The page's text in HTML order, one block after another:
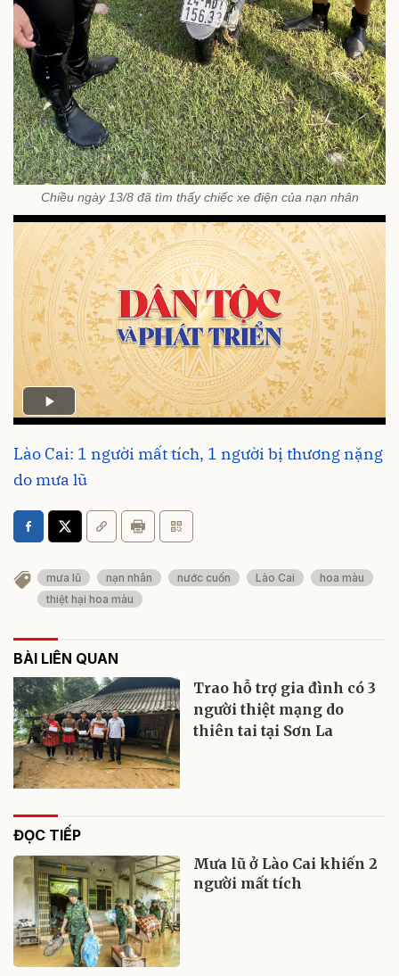
Chiều ngày 13/8 đã tìm thấy chiếc xe điện của nạn nhân
Lào Cai: 1 người mất tích, 1 người bị thương nặng
do mưa lũ
mưa lũ nạn nhân nước cuốn Lào Cai
hoa màu
thiệt hại hoa màu
BÀI LIÊN QUAN
Trao hỗ trợ gia đình có 3
người thiệt mạng do
thiên tai tại Sơn La
ĐỌC TIẾP
Mưa lũ ở Lào Cai khiến 2
người mất tích